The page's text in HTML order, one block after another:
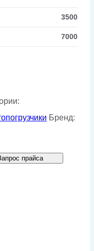
3500
7000
Бренд:
прайса